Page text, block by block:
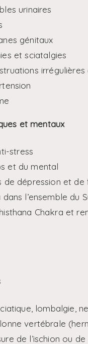
urinaires
génitaux
et sciatalgies
et mentaux
stress
et du mental
de dépression et de
l’ensemble du
Chakra et
lombalgie,
vertébrale
de l’ischion ou